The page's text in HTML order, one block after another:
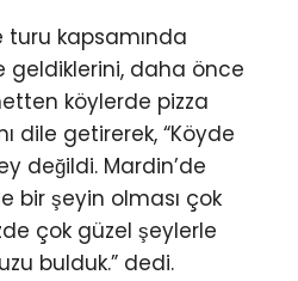
turu kapsamında
geldiklerini, daha önce
köylerde pizza
dile getirerek, “Köyde
değildi. Mardin’de
bir şeyin olması çok
çok güzel şeylerle
bulduk.” dedi.